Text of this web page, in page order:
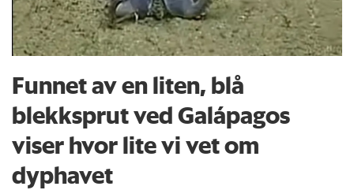
Funnet av en liten, blå
blekksprut ved Galápagos
viser hvor lite vi vet om
dyphavet